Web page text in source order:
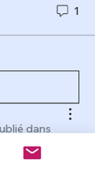
1
dans
à tous!